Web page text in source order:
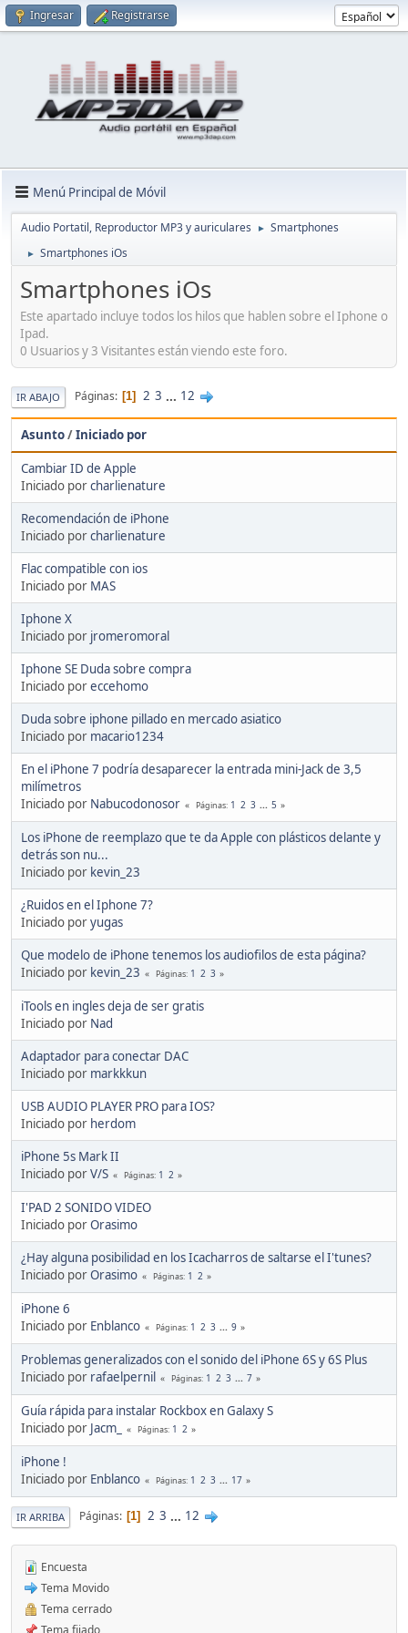
Ingresar Registrarse
Menú Principal de Móvil
Audio Portatil, Reproductor MP3 y auriculares ► Smartphones
► Smartphones iOs
Smartphones iOs
Este apartado incluye todos los hilos que hablen sobre el Iphone o
Ipad.
0 Usuarios y 3 Visitantes están viendo este foro.
IR ABAJO Páginas 1 2 3 ... 12
Asunto/Iniciado por
Cambiar ID de Apple
Iniciado porcharlienature
Recomendación de iPhone
Iniciado porcharlienature
Flac compatible con ios
Iniciado por MAS
Iphone X
Iniciado por jromeromoral
Iphone SE Duda sobre compra
Iniciado poreccehomo
Duda sobre iphone pillado en mercado asiatico
Iniciado por macario1234
En el iPhone 7 podría desaparecer la entrada mini-Jack de 3,5
milímetros
Iniciado por Nabucodonosor Páginas 1 2 3 ... 5
Los iPhone de reemplazo que te da Apple con plásticos delante y
detrás son nu...
Iniciado por kevin_23
¿Ruidos en el Iphone 7?
Iniciado poryugas
Que modelo de iPhone tenemos los audiofilos de esta página?
Iniciado por kevin_23 Páginas 1 2 3
iTools en ingles deja de ser gratis
Iniciado por Nad
Adaptador para conectar DAC
Iniciado por markkkun
USB AUDIO PLAYER PRO para IOS?
Iniciado por herdom
iPhone 5s Mark II
Iniciado porV/S Páginas 1 2
I'PAD 2 SONIDO VIDEO
Iniciado porOrasimo
¿Hay alguna posibilidad en los Icacharros de saltarse el I'tunes?
Iniciado porOrasimo Páginas 1 2
iPhone 6
Iniciado por Enblanco Páginas 1 2 3 ... 9
Problemas generalizados con el sonido del iPhone 6S y 6S Plus
Iniciado por rafaelpernil Páginas 1 2 3 ... 7
Guía rápida para instalar Rockbox en Galaxy S
Iniciado por Jacm_ Páginas 1 2
iPhone !
Iniciado por Enblanco Páginas 1 2 3 ... 17
IR ARRIBA Páginas 1 2 3 ... 12
Encuesta
Tema Movido
Tema cerrado
Tema fijado